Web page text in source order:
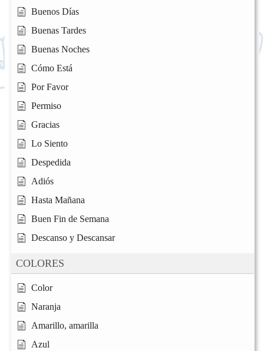
Buenos Días
Buenas Tardes
Buenas Noches
Cómo Está
Por Favor
Permiso
Gracias
Lo Siento
Despedida
Adiós
Hasta Mañana
Buen Fin de Semana
Descanso y Descansar
COLORES
Color
Naranja
Amarillo, amarilla
Azul